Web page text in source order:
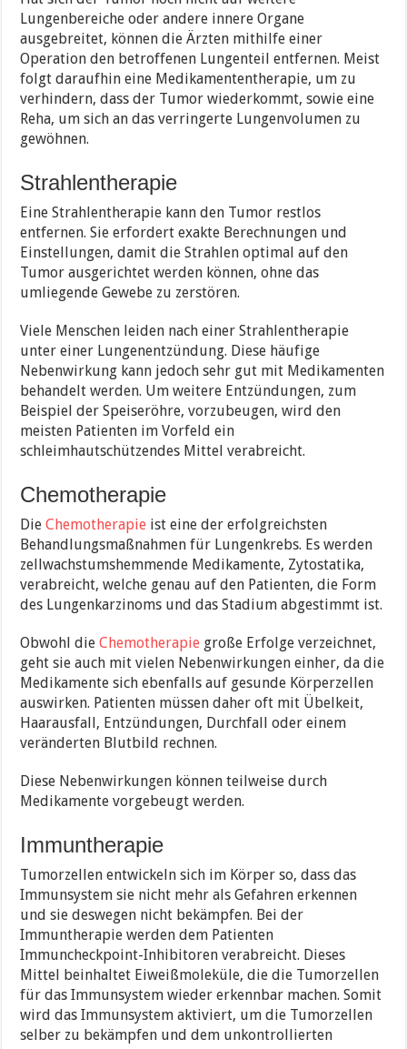
Lungenbereiche oder andere innere Organe
ausgebreitet, können die Ärzten mithilfe einer
Operation den betroffenen Lungenteil entfernen. Meist
folgt daraufhin eine Medikamententherapie, um zu
verhindern, dass der Tumor wiederkommt, sowie eine
Reha, um sich an das verringerte Lungenvolumen zu
gewöhnen.
Strahlentherapie
Eine Strahlentherapie kann den Tumor restlos
entfernen. Sie erfordert exakte Berechnungen und
Einstellungen, damit die Strahlen optimal auf den
Tumor ausgerichtet werden können, ohne das
umliegende Gewebe zu zerstören.
Viele Menschen leiden nach einer Strahlentherapie
unter einer Lungenentzündung. Diese häufige
Nebenwirkung kann jedoch sehr gut mit Medikamenten
behandelt werden. Um weitere Entzündungen, zum
Beispiel der Speiseröhre, vorzubeugen, wird den
meisten Patienten im Vorfeld ein
schleimhautschützendes Mittel verabreicht.
Chemotherapie
DieChemotherapie ist eine der erfolgreichsten
Behandlungsmaßnahmen für Lungenkrebs. Es werden
zellwachstumshemmende Medikamente, Zytostatika,
verabreicht, welche genau auf den Patienten, die Form
des Lungenkarzinoms und das Stadium abgestimmt ist.
Obwohl dieChemotherapie große Erfolge verzeichnet,
geht sie auch mit vielen Nebenwirkungen einher, da die
Medikamente sich ebenfalls auf gesunde Körperzellen
auswirken. Patienten müssen daher oft mit Übelkeit,
Haarausfall, Entzündungen, Durchfall oder einem
veränderten Blutbild rechnen.
Diese Nebenwirkungen können teilweise durch
Medikamente vorgebeugt werden.
Immuntherapie
Tumorzellen entwickeln sich im Körper so, dass das
Immunsystem sie nicht mehr als Gefahren erkennen
und sie deswegen nicht bekämpfen. Bei der
Immuntherapie werden dem Patienten
Immuncheckpoint-Inhibitoren verabreicht. Dieses
Mittel beinhaltet Eiweißmoleküle, die die Tumorzellen
für das Immunsystem wieder erkennbar machen. Somit
wird das Immunsystem aktiviert, um die Tumorzellen
selber zu bekämpfen und dem unkontrollierten